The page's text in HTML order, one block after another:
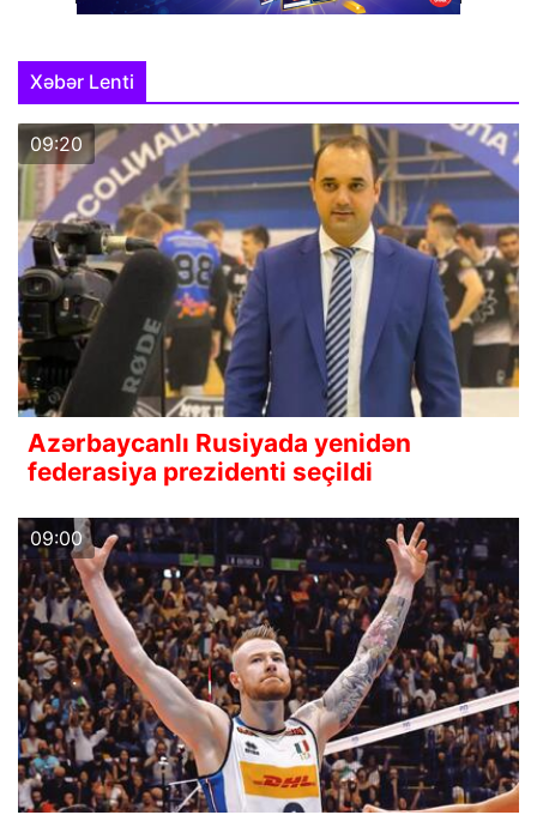
Xəbər Lenti
09:20
Azərbaycanlı Rusiyada yenidən
federasiya prezidenti seçildi
09:00